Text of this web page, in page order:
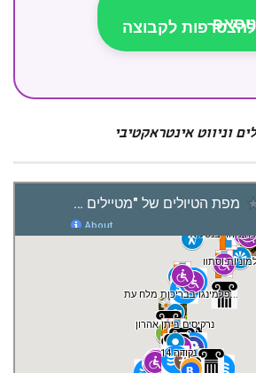
להצטרפות לקבוצה
וניווט אינטראקטיבי